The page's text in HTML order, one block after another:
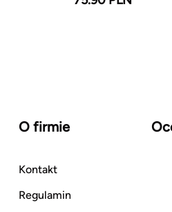
O firmie
Kontakt
Regulamin